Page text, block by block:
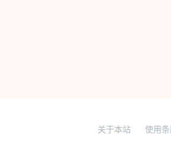
关于本站 使用条